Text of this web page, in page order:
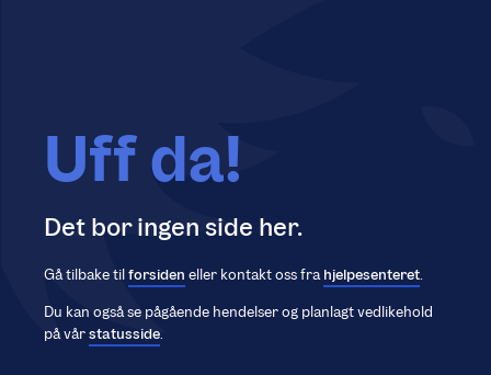
Uff da!
Det bor ingen side her.
Gå tilbake tilforsiden eller kontakt oss frahjelpesenteret.
Du kan også se pågående hendelser og planlagt vedlikehold
på vårstatusside.